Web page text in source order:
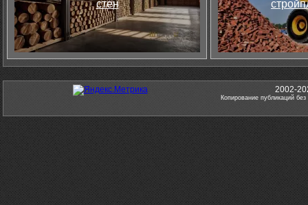
стен
2002-
Копирование публикаций